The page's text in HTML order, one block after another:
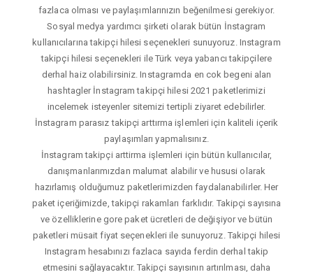
fazlaca olması ve paylaşımlarınızın beğenilmesi gerekiyor.
Sosyal medya yardımcı şirketi olarak bütün İnstagram
kullanıcılarına takipçi hilesi seçenekleri sunuyoruz. Instagram
takipçi hilesi seçenekleri ile Türk veya yabancı takipçilere
derhal haiz olabilirsiniz. Instagramda en cok begeni alan
hashtagler İnstagram takipçi hilesi 2021 paketlerimizi
incelemek isteyenler sitemizi tertipli ziyaret edebilirler.
İnstagram parasız takipçi arttırma işlemleri için kaliteli içerik
paylaşımları yapmalısınız.
İnstagram takipçi arttirma işlemleri için bütün kullanıcılar,
danışmanlarımızdan malumat alabilir ve hususi olarak
hazırlamış olduğumuz paketlerimizden faydalanabilirler. Her
paket içeriğimizde, takipçi rakamları farklıdır. Takipçi sayısına
ve özelliklerine gore paket ücretleri de değişiyor ve bütün
paketleri müsait fiyat seçenekleri ile sunuyoruz. Takipçi hilesi
Instagram hesabınızı fazlaca sayıda ferdin derhal takip
etmesini sağlayacaktır. Takipçi sayısının artırılması, daha